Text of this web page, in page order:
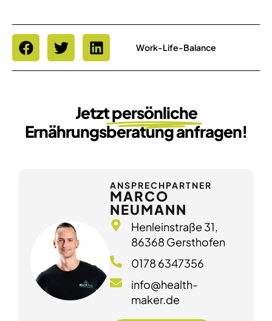
Work-Life-Balance
Jetztpersönliche
Ernährungsberatung anfragen!
ANSPRECHPARTNER
MARCO
NEUMANN
Henleinstraße 31,
86368 Gersthofen
0178 6347356
info@health-
maker.de